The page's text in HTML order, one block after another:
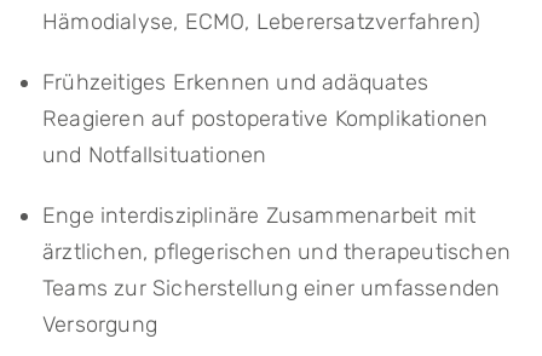
Hämodialyse, ECMO, Leberersatzverfahren)
Frühzeitiges Erkennen und adäquates
Reagieren auf postoperative Komplikationen
und Notfallsituationen
Enge interdisziplinäre Zusammenarbeit mit
ärztlichen, pflegerischen und therapeutischen
Teams zur Sicherstellung einer umfassenden
Versorgung